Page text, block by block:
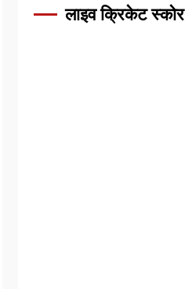
लाइव क्रिकेट स्कोर